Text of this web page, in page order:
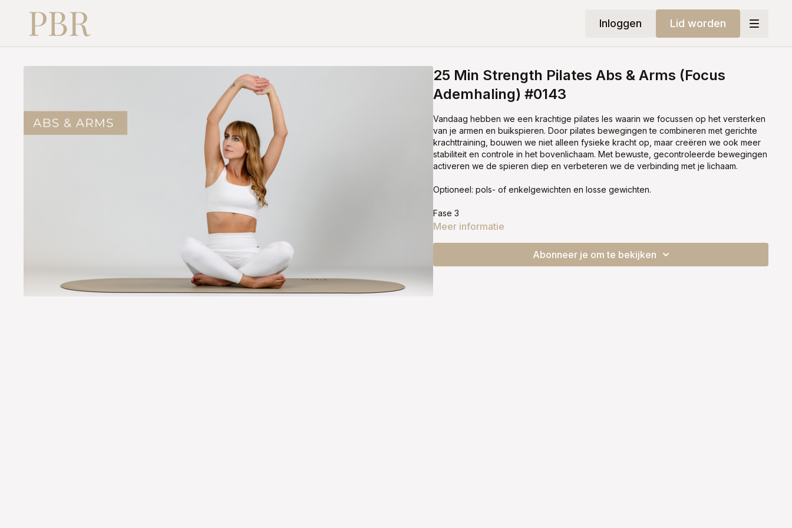
Inloggen Lid worden
25 Min Strength Pilates Abs & Arms (Focus
Ademhaling) #0143
Vandaag hebben we een krachtige pilates les waarin we focussen op het versterken
van je armen en buikspieren. Door pilates bewegingen te combineren met gerichte
krachttraining, bouwen we niet alleen fysieke kracht op, maar creëren we ook meer
stabiliteit en controle in het bovenlichaam. Met bewuste, gecontroleerde bewegingen
activeren we de spieren diep en verbeteren we de verbinding met je lichaam.
Optioneel: pols- of enkelgewichten en losse gewichten.
Fase 3
Meer informatie
Abonneer je om te bekijken